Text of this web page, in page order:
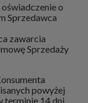
oświadczenie o
Sprzedawca
zawarcia
Sprzedaży
powyżej
terminie 14 dni